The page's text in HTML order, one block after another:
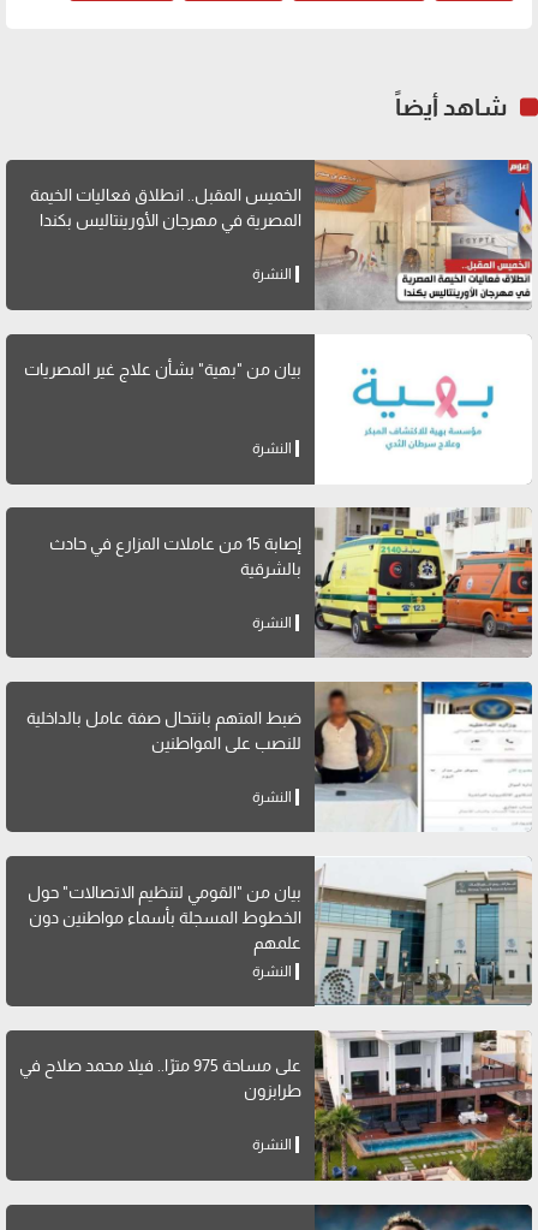
شاهد أيضاً
الخميس المقبل.. انطلاق فعاليات الخيمة
المصرية في مهرجان الأورينتاليس بكندا
النشرة
بيان من "بهية" بشأن علاج غير المصريات
النشرة
إصابة 15 من عاملات المزارع في حادث
بالشرقية
النشرة
ضبط المتهم بانتحال صفة عامل بالداخلية
للنصب على المواطنين
النشرة
بيان من "القومي لتنظيم الاتصالات" حول
الخطوط المسجلة بأسماء مواطنين دون
علمهم
النشرة
على مساحة 975 مترًا.. فيلا محمد صلاح في
طرابزون
النشرة